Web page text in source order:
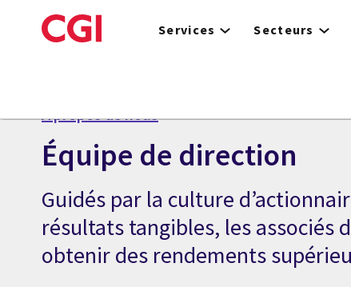
to
Services Secteurs
À propos de nous
Équipe de direction
Guidés par la culture
résultats tangibles, les associés
obtenir des rendements